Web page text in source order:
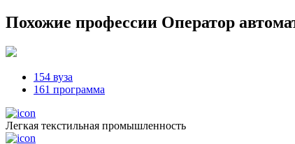
Похожие профессии Оператор
154 вуза
161 программа
Легкая текстильная промышленность